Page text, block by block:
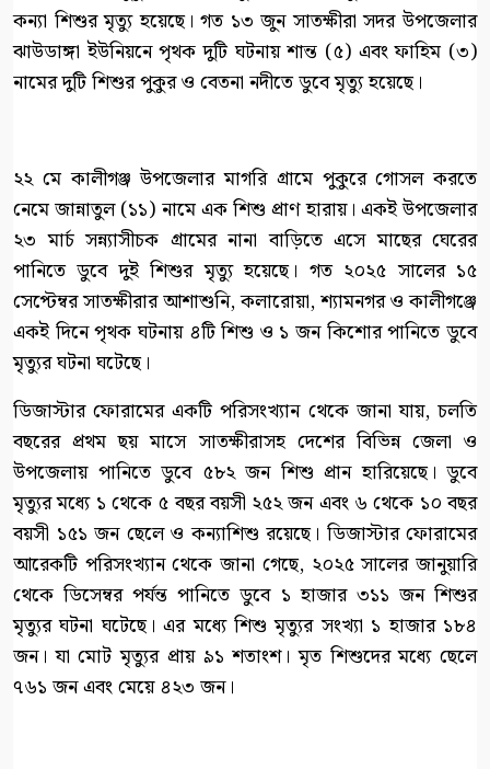
কন্যা শিশুর মৃত্যু হয়েছে। গত ১৩ জুন সাতক্ষীরা সদর উপজেলার
ঝাউডাঙ্গা ইউনিয়নে পৃথক দুটি ঘটনায় শান্ত (৫) এবং ফাহিম (৩)
নামের দুটি শিশুর পুকুর ও বেতনা নদীতে ডুবে মৃত্যু হয়েছে।
২২ মে কালীগঞ্জ উপজেলার মাগরি গ্রামে পুকুরে গোসল করতে
নেমে জান্নাতুল (১১) নামে এক শিশু প্রাণ হারায়। একই উপজেলার
২৩ মার্চ সন্ন্যাসীচক গ্রামের নানা বাড়িতে এসে মাছের ঘেরের
পানিতে ডুবে দুই শিশুর মৃত্যু হয়েছে। গত ২০২৫ সালের ১৫
সেপ্টেম্বর সাতক্ষীরার আশাশুনি, কলারোয়া, শ্যামনগর ও কালীগঞ্জে
একই দিনে পৃথক ঘটনায় ৪টি শিশু ও ১ জন কিশোর পানিতে ডুবে
মৃত্যুর ঘটনা ঘটেছে।
ডিজাস্টার ফোরামের একটি পরিসংখ্যান থেকে জানা যায়, চলতি
বছরের প্রথম ছয় মাসে সাতক্ষীরাসহ দেশের বিভিন্ন জেলা ও
উপজেলায় পানিতে ডুবে ৫৮২ জন শিশু প্রান হারিয়েছে। ডুবে
মৃত্যুর মধ্যে ১ থেকে ৫ বছর বয়সী ২৫২ জন এবং ৬ থেকে ১০ বছর
বয়সী ১৫১ জন ছেলে ও কন্যাশিশু রয়েছে। ডিজাস্টার ফোরামের
আরেকটি পরিসংখ্যান থেকে জানা গেছে, ২০২৫ সালের জানুয়ারি
থেকে ডিসেম্বর পর্যন্ত পানিতে ডুবে ১ হাজার ৩১১ জন শিশুর
মৃত্যুর ঘটনা ঘটেছে। এর মধ্যে শিশু মৃত্যুর সংখ্যা ১ হাজার ১৮৪
জন। যা মোট মৃত্যুর প্রায় ৯১ শতাংশ। মৃত শিশুদের মধ্যে ছেলে
৭৬১ জন এবং মেয়ে ৪২৩ জন।